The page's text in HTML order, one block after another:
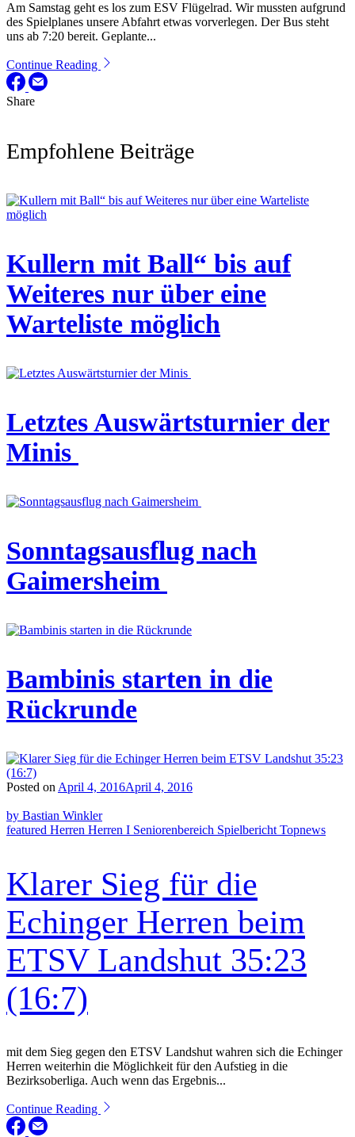
Am Samstag geht es los zum ESV Flügelrad. Wir mussten aufgrund
des Spielplanes unsere Abfahrt etwas vorverlegen. Der Bus steht
uns ab 7:20 bereit. Geplante...
Continue Reading
Share
Empfohlene Beiträge
Kullern mit Ball“ bis auf
Weiteres nur über eine
Warteliste möglich
Letztes Auswärtsturnier der
Minis
Sonntagsausflug nach
Gaimersheim
Bambinis starten in die
Rückrunde
Posted on April 4, 2016April 4, 2016
by Bastian Winkler
featured Herren Herren I Seniorenbereich Spielbericht Topnews
Klarer Sieg für die
Echinger Herren beim
ETSV Landshut 35:23
(16:7)
mit dem Sieg gegen den ETSV Landshut wahren sich die Echinger
Herren weiterhin die Möglichkeit für den Aufstieg in die
Bezirksoberliga. Auch wenn das Ergebnis...
Continue Reading